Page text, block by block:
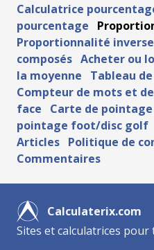
Calculatrice
pourcentage
Proportionnalité inverse
composés Acheter ou
la moyenne
Tableau
Compteur de mots et
face
Carte de
pointage foot/disc golf
Articles Politique de
Commentaires
Calculaterix.com
Sites et calculatrices